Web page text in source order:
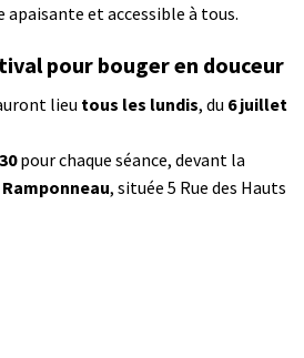
apaisante et accessible à tous.
pour bouger en douceur
lieu tous les lundis, du 6 juillet
pour chaque séance, devant la
, située 5 Rue des Hauts